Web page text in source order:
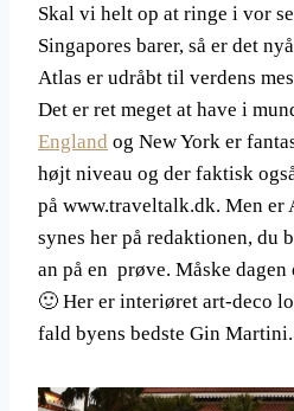
Skal vi helt op at ringe i vor
Singapores barer, så er det
Atlas er udråbt til verdens
Det er ret meget at have i
England og New York er
højt niveau og der faktisk
på www.traveltalk.dk. Men er
synes her på redaktionen, du
an på en prøve. Måske dagen
🙂 Her er interiøret art-deco
fald byens bedste Gin Martini.